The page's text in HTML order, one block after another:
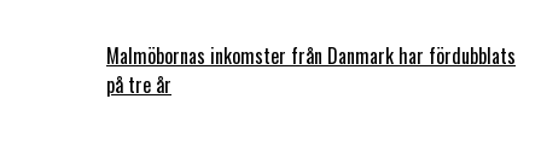
Malmöbornas inkomster från Danmark har fördubblats
på tre år